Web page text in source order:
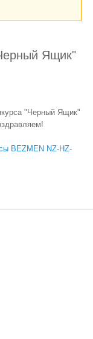
Ящик"
"Черный Ящик"
BEZMEN NZ-HZ-